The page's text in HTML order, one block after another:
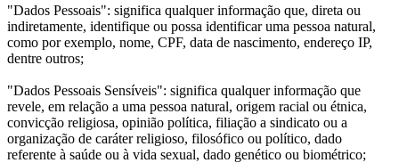
"Dados Pessoais": significa qualquer informação que, direta ou
indiretamente, identifique ou possa identificar uma pessoa natural,
como por exemplo, nome, CPF, data de nascimento, endereço IP,
dentre outros;
"Dados Pessoais Sensíveis": significa qualquer informação que
revele, em relação a uma pessoa natural, origem racial ou étnica,
convicção religiosa, opinião política, filiação a sindicato ou a
organização de caráter religioso, filosófico ou político, dado
referente à saúde ou à vida sexual, dado genético ou biométrico;